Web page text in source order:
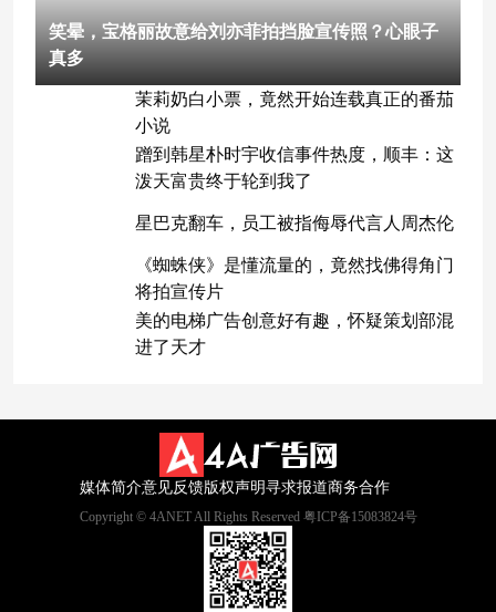
笑晕，宝格丽故意给刘亦菲拍挡脸宣传照？心眼子
真多
茉莉奶白小票，竟然开始连载真正的番茄
小说
蹭到韩星朴时宇收信事件热度，顺丰：这
泼天富贵终于轮到我了
星巴克翻车，员工被指侮辱代言人周杰伦
《蜘蛛侠》是懂流量的，竟然找佛得角门
将拍宣传片
美的电梯广告创意好有趣，怀疑策划部混
进了天才
媒体简介意见反馈版权声明寻求报道商务合作
Copyright © 4ANET All Rights Reserved 粤ICP备15083824号